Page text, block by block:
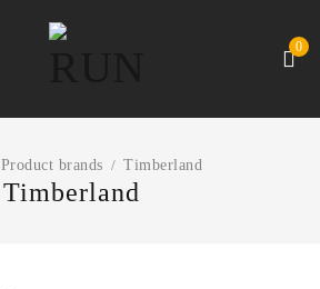
0
Product brands / Timberland
Timberland